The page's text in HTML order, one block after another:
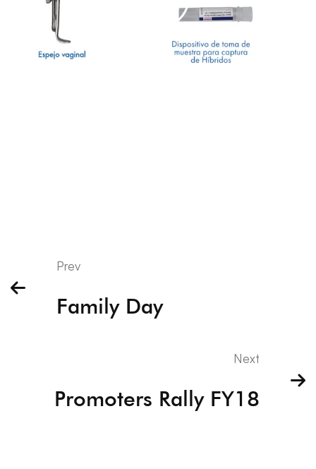
Prev
Family Day
Next
Promoters Rally FY18